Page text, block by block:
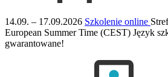
14.09. – 17.09.2026 Szkolenie online
European Summer Time (CEST) Język
gwarantowane!